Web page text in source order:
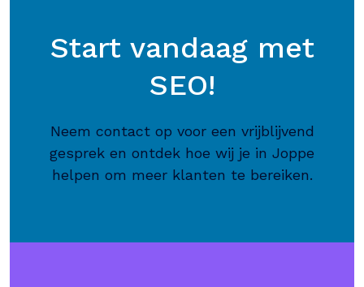
Start vandaag met
SEO!
Neem contact op voor een vrijblijvend
gesprek en ontdek hoe wij je in Joppe
helpen om meer klanten te bereiken.